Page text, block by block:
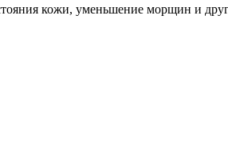
кожи, уменьшение морщин и